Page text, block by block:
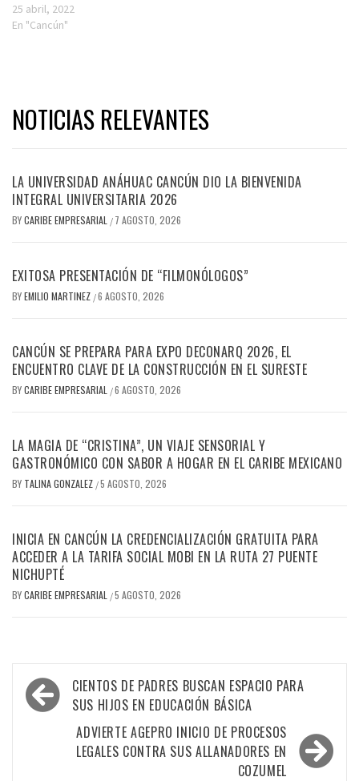
25 abril, 2022
En "Cancún"
NOTICIAS RELEVANTES
LA UNIVERSIDAD ANÁHUAC CANCÚN DIO LA BIENVENIDA
INTEGRAL UNIVERSITARIA 2026
BYCARIBE EMPRESARIAL / 7 AGOSTO, 2026
EXITOSA PRESENTACIÓN DE “FILMONÓLOGOS”
BYEMILIO MARTINEZ /6 AGOSTO, 2026
CANCÚN SE PREPARA PARA EXPO DECONARQ 2026, EL
ENCUENTRO CLAVE DE LA CONSTRUCCIÓN EN EL SURESTE
BYCARIBE EMPRESARIAL /6 AGOSTO, 2026
LA MAGIA DE “CRISTINA”, UN VIAJE SENSORIAL Y
GASTRONÓMICO CON SABOR A HOGAR EN EL CARIBE MEXICANO
BY TALINA GONZALEZ /5 AGOSTO, 2026
INICIA EN CANCÚN LA CREDENCIALIZACIÓN GRATUITA PARA
ACCEDER A LA TARIFA SOCIAL MOBI EN LA RUTA 27 PUENTE
NICHUPTÉ
BYCARIBE EMPRESARIAL /5 AGOSTO, 2026
Navegación
de
entradas
CIENTOS DE PADRES BUSCAN ESPACIO PARA
SUS HIJOS EN EDUCACIÓN BÁSICA
ADVIERTE AGEPRO INICIO DE PROCESOS
LEGALES CONTRA SUS ALLANADORES EN
COZUMEL